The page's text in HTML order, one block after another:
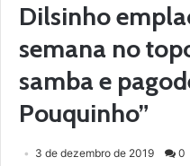
Dilsinho
semana no
samba e
Pouquinho”
3 de dezembro de 2019 0